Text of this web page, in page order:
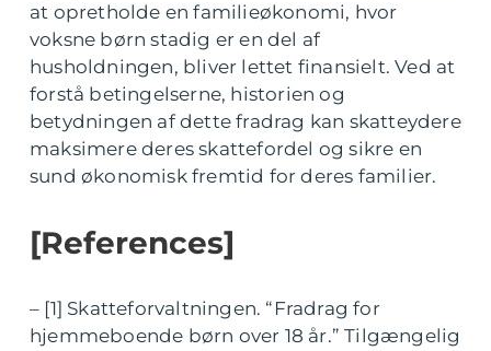
at opretholde en familieøkonomi, hvor
voksne børn stadig er en del af
husholdningen, bliver lettet finansielt. Ved at
forstå betingelserne, historien og
betydningen af dette fradrag kan skatteydere
maksimere deres skattefordel og sikre en
sund økonomisk fremtid for deres familier.
[References]
– [1] Skatteforvaltningen. “Fradrag for
hjemmeboende børn over 18 år.” Tilgængelig